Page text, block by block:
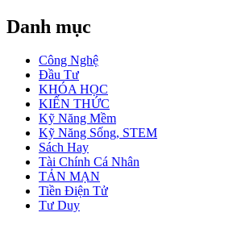
Danh mục
Công Nghệ
Đầu Tư
KHÓA HỌC
KIẾN THỨC
Kỹ Năng Mềm
Kỹ Năng Sống, STEM
Sách Hay
Tài Chính Cá Nhân
TẢN MẠN
Tiền Điện Tử
Tư Duy